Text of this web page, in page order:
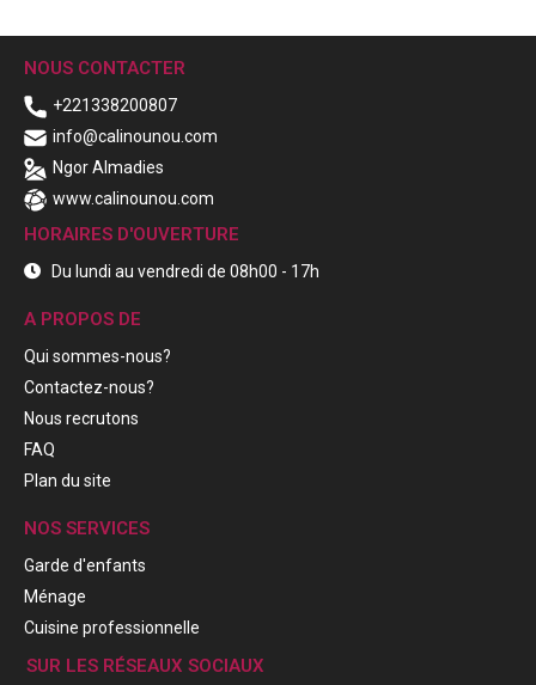
NOUS CONTACTER
+221338200807
info@calinounou.com
Ngor Almadies
www.calinounou.com
HORAIRES D'OUVERTURE
Du lundi au vendredi de 08h00 - 17h
A PROPOS DE
Qui sommes-nous?
Contactez-nous?
Nous recrutons
FAQ
Plan du site
NOS SERVICES
Garde d'enfants
Ménage
Cuisine professionnelle
SUR LES RÉSEAUX SOCIAUX